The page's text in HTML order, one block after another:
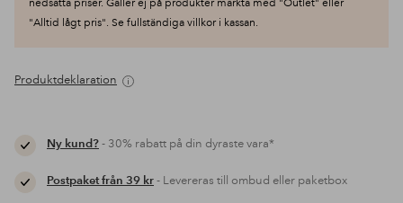
nedsatta priser. Gäller ej på produkter märkta med "Outlet" eller
"Alltid lågt pris". Se fullständiga villkor i kassan.
Produktdeklaration
Ny kund?- 30% rabatt på din dyraste vara*
Postpaket från 39 kr- Levereras till ombud eller paketbox